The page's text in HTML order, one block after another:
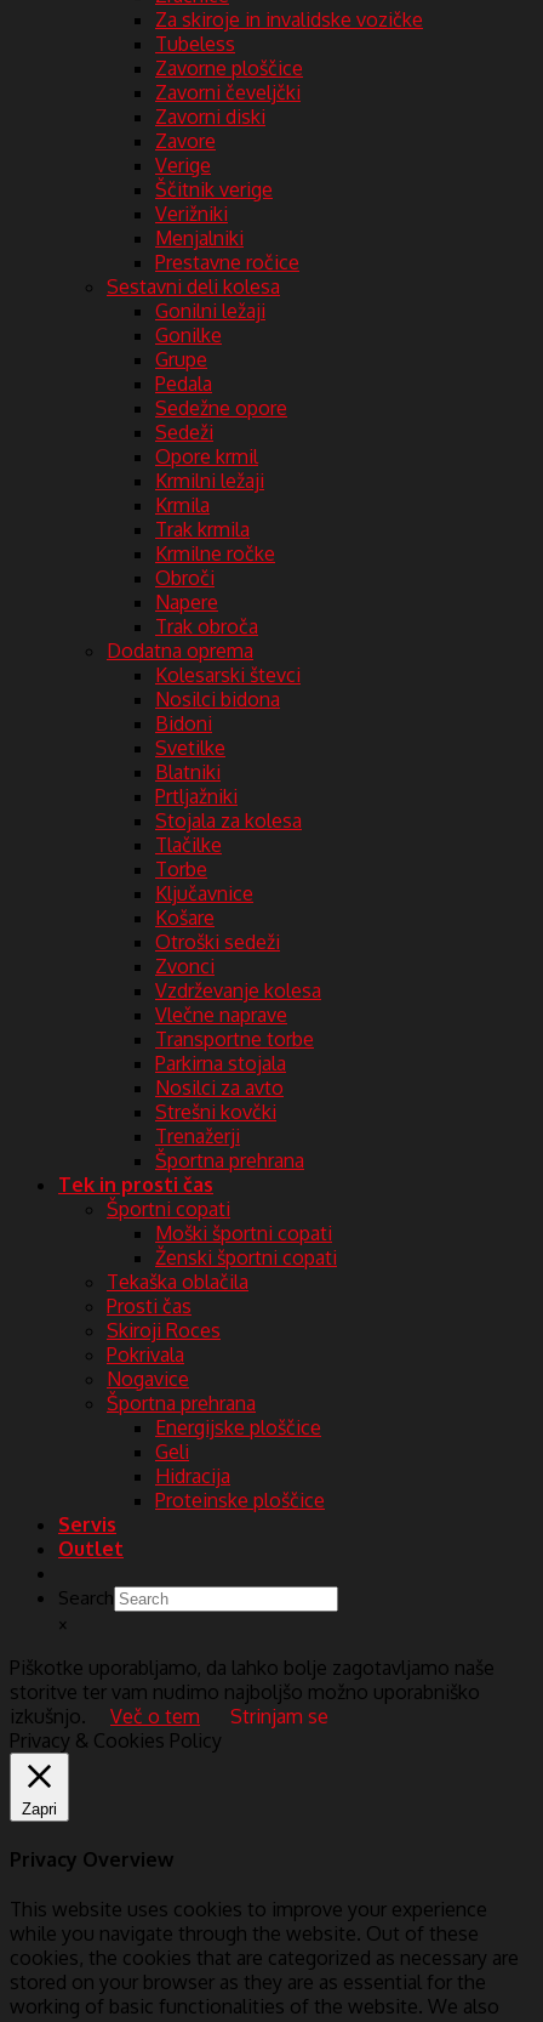
Za skiroje in invalidske vozičke
Tubeless
Zavorne ploščice
Zavorni čeveljčki
Zavorni diski
Zavore
Verige
Ščitnik verige
Verižniki
Menjalniki
Prestavne ročice
Sestavni deli kolesa
Gonilni ležaji
Gonilke
Grupe
Pedala
Sedežne opore
Sedeži
Opore krmil
Krmilni ležaji
Krmila
Trak krmila
Krmilne ročke
Obroči
Napere
Trak obroča
Dodatna oprema
Kolesarski števci
Nosilci bidona
Bidoni
Svetilke
Blatniki
Prtljažniki
Stojala za kolesa
Tlačilke
Torbe
Ključavnice
Košare
Otroški sedeži
Zvonci
Vzdrževanje kolesa
Vlečne naprave
Transportne torbe
Parkirna stojala
Nosilci za avto
Strešni kovčki
Trenažerji
Športna prehrana
Tek in prosti čas
Športni copati
Moški športni copati
Ženski športni copati
Tekaška oblačila
Prosti čas
Skiroji Roces
Pokrivala
Nogavice
Športna prehrana
Energijske ploščice
Geli
Hidracija
Proteinske ploščice
Servis
Outlet
Search
×
Piškotke uporabljamo, da lahko bolje zagotavljamo naše
storitve ter vam nudimo najboljšo možno uporabniško
izkušnjo.
Več o tem
Strinjam se
Privacy & Cookies Policy
Zapri
Privacy Overview
This website uses cookies to improve your experience
while you navigate through the website. Out of these
cookies, the cookies that are categorized as necessary are
stored on your browser as they are as essential for the
working of basic functionalities of the website. We also